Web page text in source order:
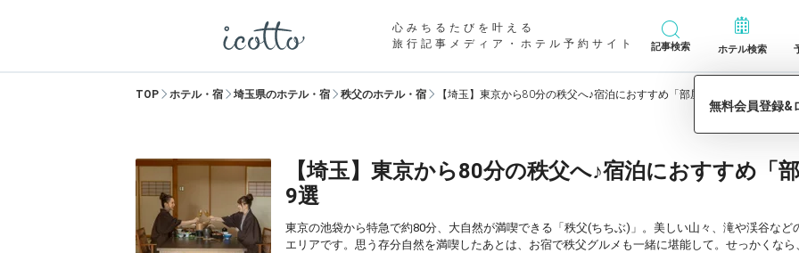
心みちるたびを叶える
旅行記事メディア・ホテル予約サイト
記事検索 ホテル検索
TOP ホテル・宿 埼玉県のホテル・宿 秩父のホテル・宿 【埼玉】東京から80分の秩父へ♪宿泊におすすめ「部屋食」があるホテル
【埼玉】東京から80分の秩父へ♪宿泊におすすめ「
9選
東京の池袋から特急で約80分、大自然が満喫できる「秩父(ちちぶ)」。美しい山々、滝や渓谷な
エリアです。思う存分自然を満喫したあとは、お宿で秩父グルメも一緒に堪能して。せっかくな